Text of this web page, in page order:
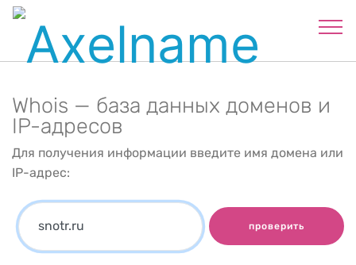
Whois — база данных доменов и
IP-адресов
Для получения информации введите имя домена или
IP-адрес:
проверить